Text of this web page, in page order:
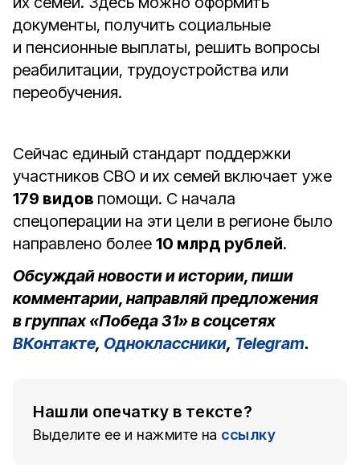
документы, получить социальные
и пенсионные выплаты, решить вопросы
реабилитации, трудоустройства или
переобучения.
Сейчас единый стандарт поддержки
участников СВО и их семей включает уже
179 видов помощи. С начала
спецоперации на эти цели в регионе было
направлено более 10 млрд рублей.
Обсуждай новости и истории, пиши
комментарии, направляй предложения
в группах «Победа 31» в соцсетях
ВКонтакте, Одноклассники, Telegram.
Нашли опечатку в тексте?
Выделите ее и нажмите на ссылку